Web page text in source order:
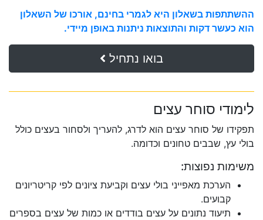
ההשתתפות בשאלון היא לגמרי בחינם, אורכו של השאלון
הוא כעשר דקות והתוצאות ניתנות באופן מיידי.
בואו נתחיל
לימודי סוחר עצים
תפקידו של סוחר עצים הוא לדרג, להעריך ולסחור בעצים כולל
בולי עץ, שבבים טחונים וכדומה.
משימות נפוצות:
הערכת מאפייני בולי עצים וקביעת ציונים לפי קריטריונים
קבועים.
תיעוד נתונים על עצים בודדים או כמות של עצים בספרים